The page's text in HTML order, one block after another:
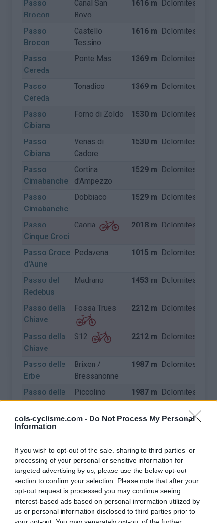
cols-cyclisme.com - Do Not Process My Personal
Information
If you wish to opt-out of the sale, sharing to third parties, or
processing of your personal or sensitive information for
targeted advertising by us, please use the below opt-out
section to confirm your selection. Please note that after your
opt-out request is processed you may continue seeing
interest-based ads based on personal information utilized by
us or personal information disclosed to third parties prior to
Passo
Brocon
Canal San
Bovo
1616 m Dolomites
Passo
Brocon
Castello
Tessino
1616 m Dolomites
Passo
Cereda
Ponte Mas 1369 m Dolomites
Passo
Cereda
Tonadico 1369 m Dolomites
Passo
Cibiana
Forno di Zoldo 1530 m Dolomites
Passo
Cibiana
Venas di
Cadore
1530 m Dolomites
Passo
Cimabanche
Cortina
d'Ampezzo
1529 m Dolomites
Passo
Cimabanche
Dobbiaco 1529 m Dolomites
Passo
Cinque Croci
Caoria 2018 m Dolomites
Passo Croce
d'Aune
Pedavena 1015 m Dolomites
Passo del
Redebus
Madrano 1453 m Dolomites
Passo della
Chiave
Fossa Trues 2212 m Dolomites
Passo della
Chiave
S12 2212 m Dolomites
Passo delle
Erbe
Brixen /
Bressanonne
1987 m Dolomites
Passo delle
Erbe
Piccolino 1987 m Dolomites
Passo delle
Erbe
Val di Funes 1987 m Dolomites
Passo di
Campolongo
Corvara in
Badia
1875 m Dolomites
Passo di
Costalunga
Cardano 1753 m Dolomites
Passo di
Costalunga
Vigo di Fassa 1753 m Dolomites